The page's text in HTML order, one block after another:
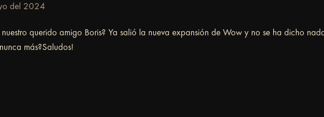
del 2024
querido amigo Boris? Ya salió la nueva expansión de Wow y no se ha dicho
más?Saludos!